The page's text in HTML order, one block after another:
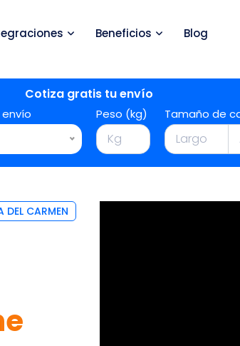
Beneficios Blog
Cotiza gratis tu envío
Peso (kg) Tamaño de
DEL CARMEN